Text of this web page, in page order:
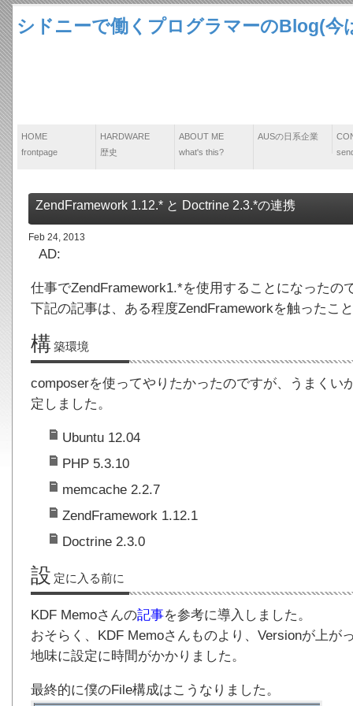
シドニーで働くプログラマーのBlog(今
HOME
frontpage
HARDWARE
歴史
ABOUT ME
what's this?
AUSの日系企業
ZendFramework 1.12.* と Doctrine 2.3.*の連携
Feb 24, 2013
AD:
仕事でZendFramework1.*を使用することになった
下記の記事は、ある程度ZendFrameworkを触ったこ
構 築環境
composerを使ってやりたかったのですが、うまく
定しました。
Ubuntu 12.04
PHP 5.3.10
memcache 2.2.7
ZendFramework 1.12.1
Doctrine 2.3.0
設 定に入る前に
KDF Memoさんの記事を参考に導入しました。
おそらく、KDF Memoさんものより、Versionが上
地味に設定に時間がかかりました。
最終的に僕のFile構成はこうなりました。